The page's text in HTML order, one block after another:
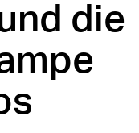
die